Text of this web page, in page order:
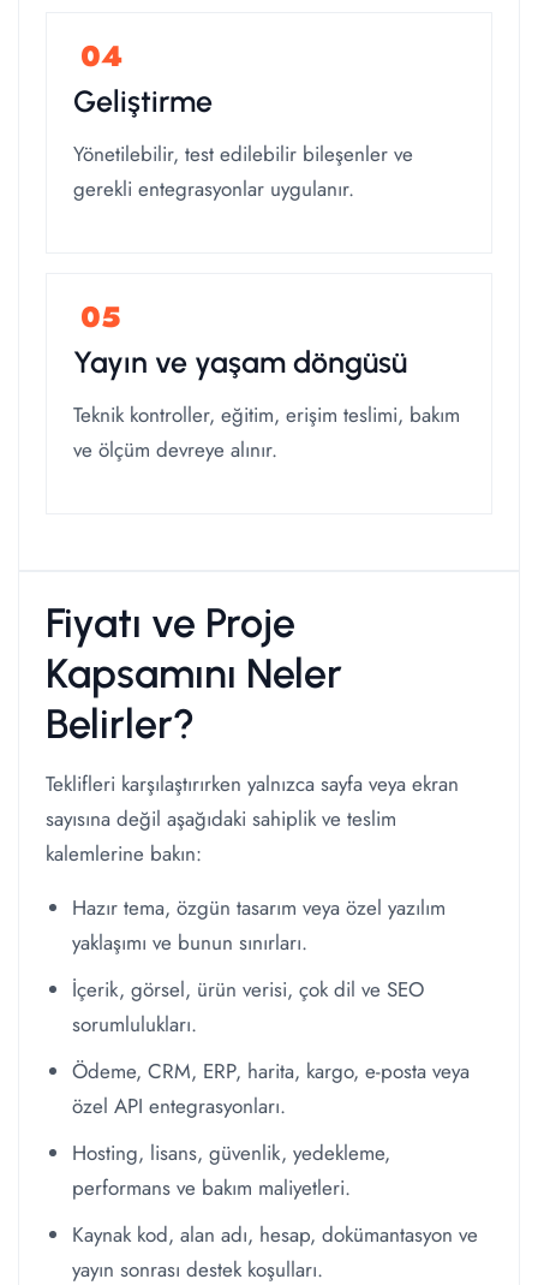
Geliştirme
Yönetilebilir, test edilebilir bileşenler ve
gerekli entegrasyonlar uygulanır.
Yayın ve yaşam döngüsü
Teknik kontroller, eğitim, erişim teslimi, bakım
ve ölçüm devreye alınır.
Fiyatı ve Proje
Kapsamını Neler
Belirler?
Teklifleri karşılaştırırken yalnızca sayfa veya ekran
sayısına değil aşağıdaki sahiplik ve teslim
kalemlerine bakın:
Hazır tema, özgün tasarım veya özel yazılım
yaklaşımı ve bunun sınırları.
İçerik, görsel, ürün verisi, çok dil ve SEO
sorumlulukları.
Ödeme, CRM, ERP, harita, kargo, e-posta veya
özel API entegrasyonları.
Hosting, lisans, güvenlik, yedekleme,
performans ve bakım maliyetleri.
Kaynak kod, alan adı, hesap, dokümantasyon ve
yayın sonrası destek koşulları.